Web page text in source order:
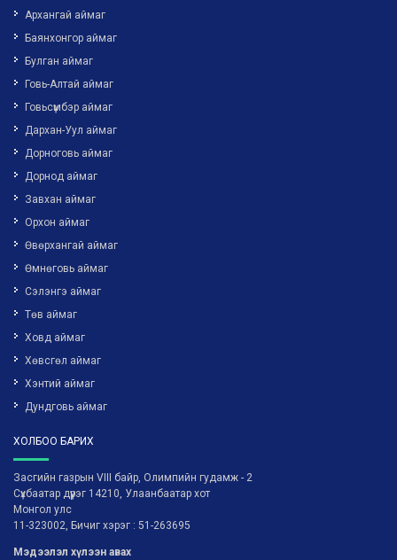
Архангай аймаг
Баянхонгор аймаг
Булган аймаг
Говь-Алтай аймаг
Говьсүмбэр аймаг
Дархан-Уул аймаг
Дорноговь аймаг
Дорнод аймаг
Завхан аймаг
Орхон аймаг
Өвөрхангай аймаг
Өмнөговь аймаг
Сэлэнгэ аймаг
Төв аймаг
Ховд аймаг
Хөвсгөл аймаг
Хэнтий аймаг
Дундговь аймаг
ХОЛБОО БАРИХ
Засгийн газрын VIII байр, Олимпийн гудамж - 2
Сүхбаатар дүүрэг 14210, Улаанбаатар хот
Монгол улс
11-323002, Бичиг хэрэг : 51-263695
Мэдээлэл хүлээн авах